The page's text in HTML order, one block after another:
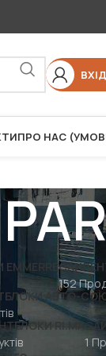
ПРО НАС
152
АВТО-
RI.MA
1